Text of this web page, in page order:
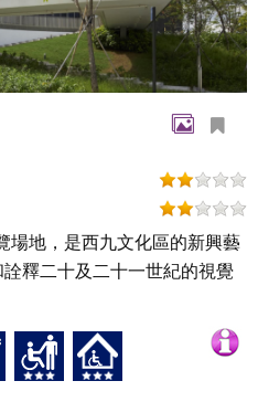
場地，是西九文化區的新興藝
釋二十及二十一世紀的視覺